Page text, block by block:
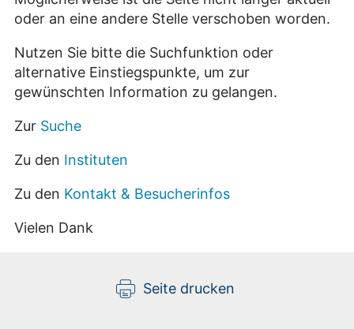
oder an eine andere Stelle verschoben worden.
Nutzen Sie bitte die Suchfunktion oder
alternative Einstiegspunkte, um zur
gewünschten Information zu gelangen.
Zur Suche
Zu den Instituten
Zu den Kontakt & Besucherinfos
Vielen Dank
Seite drucken